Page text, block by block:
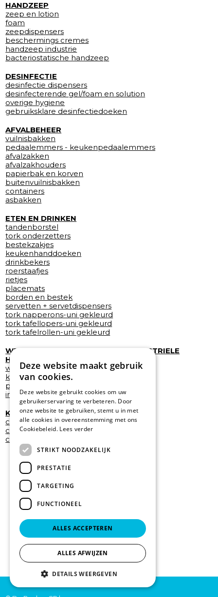
HANDZEEP
zeep en lotion
foam
zeepdispensers
beschermings cremes
handzeep industrie
bacteriostatische handzeep
DESINFECTIE
desinfectie dispensers
desinfecterende gel/foam en solution
overige hygiene
gebruiksklare desinfectiedoeken
AFVALBEHEER
vuilnisbakken
pedaalemmers - keukenpedaalemmers
afvalzakken
afvalzakhouders
papierbak en korven
buitenvuilnisbakken
containers
asbakken
ETEN EN DRINKEN
tandenborstel
tork onderzetters
bestekzakjes
keukenhanddoeken
drinkbekers
roerstaafjes
rietjes
placemats
borden en bestek
servetten + servetdispensers
tork napperons-uni gekleurd
tork tafellopers-uni gekleurd
tork tafelrollen-uni gekleurd
WERKSCHOENEN + KLOMPEN + INDUSTRIELE
HANDSCHOENEN
werkschoenen safety jogger
klompen sanita
professional foot wear zorg
industriele handschoenen
KOKSJASSEN/POETSJAS EN BROEKEN
catering
care
cleaning
Deze website maakt gebruik
van cookies.
Deze website gebruikt cookies om uw
gebruikerservaring te verbeteren. Door
onze website te gebruiken, stemt u in met
alle cookies in overeenstemming met ons
Cookiebeleid. Lees verder
STRIKT NOODZAKELIJK
PRESTATIE
TARGETING
FUNCTIONEEL
ALLES ACCEPTEREN
ALLES AFWIJZEN
DETAILS WEERGEVEN